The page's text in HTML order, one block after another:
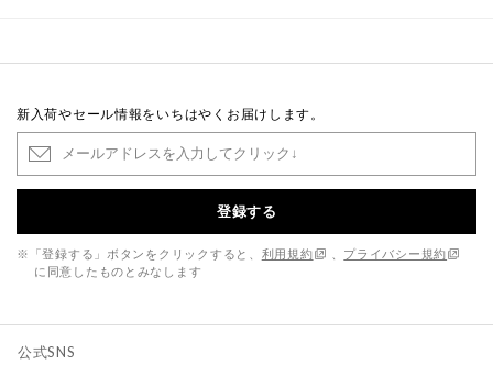
新入荷やセール情報をいちはやくお届けします。
登録する
※「登録する」ボタンをクリックすると、 利用規約
プライバシー規約
に同意したものとみなします
公式SNS